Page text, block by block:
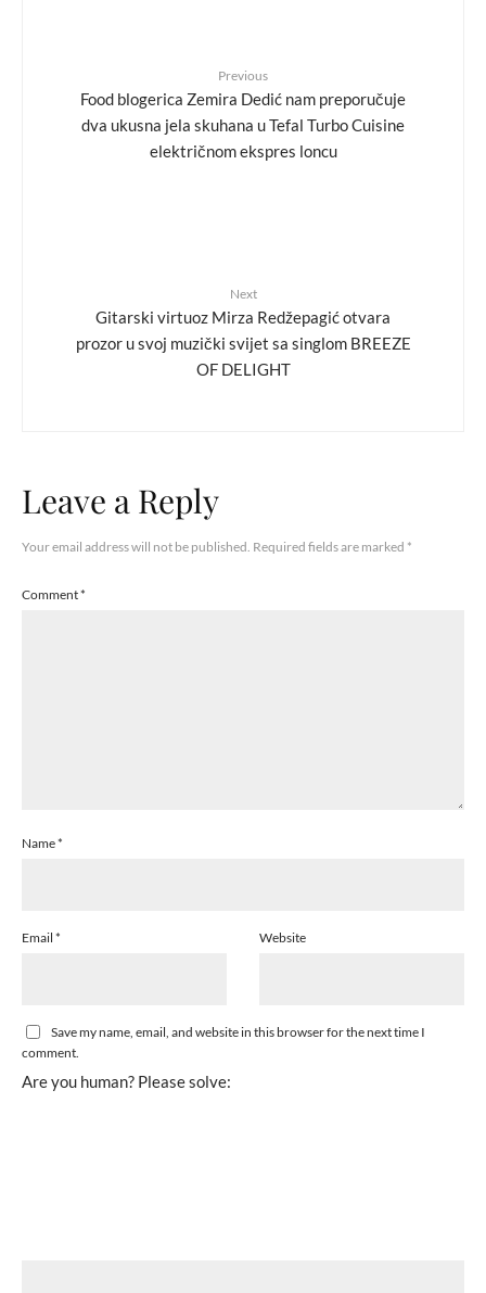
Previous
Food blogerica Zemira Dedić nam preporučuje
dva ukusna jela skuhana u Tefal Turbo Cuisine
električnom ekspres loncu
Next
Gitarski virtuoz Mirza Redžepagić otvara
prozor u svoj muzički svijet sa singlom BREEZE
OF DELIGHT
Leave a Reply
Your email address will not be published. Required fields are marked *
Comment*
Name*
Email * Website
Save my name, email, and website in this browser for the next time I
comment.
Are you human? Please solve: